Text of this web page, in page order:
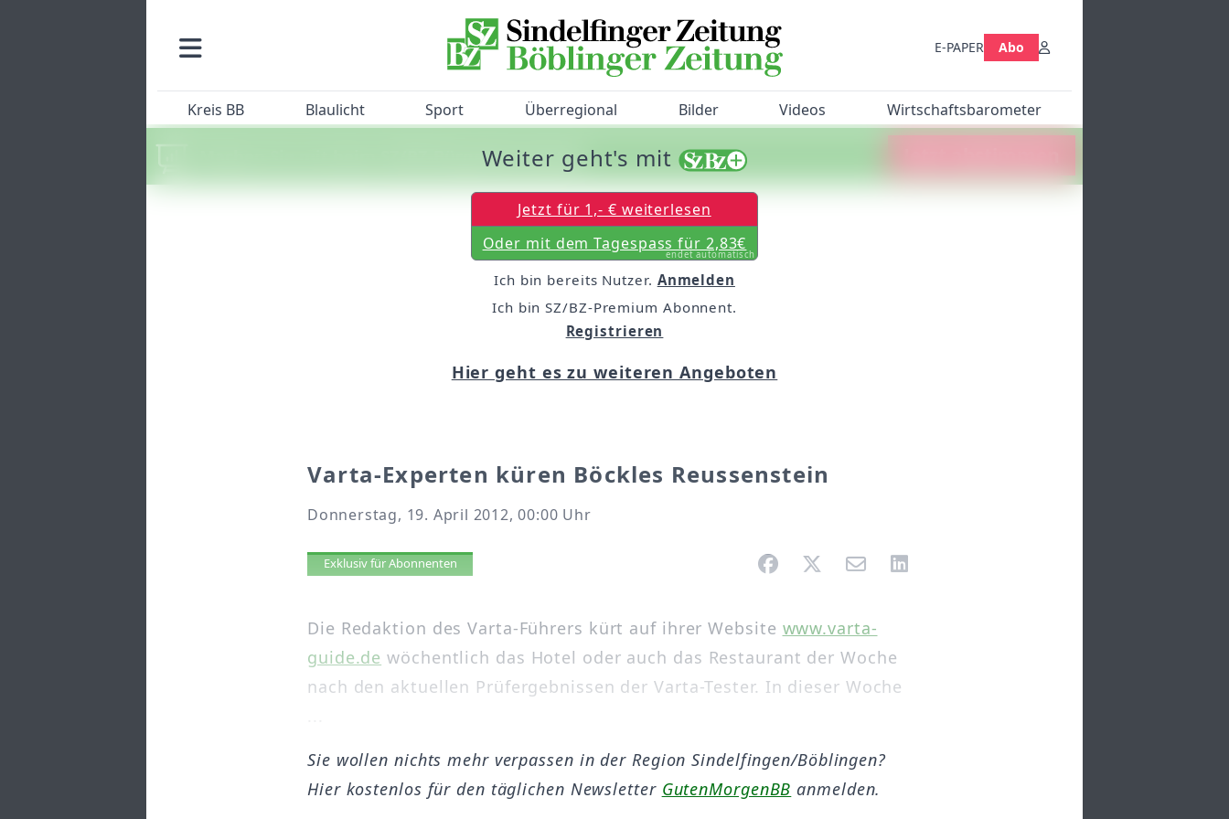
E-PAPER Abo
Kreis BB Blaulicht Sport Überregional Bilder Videos Wirtschaftsbarometer
Machen Sie mit beim SZ/BZ-Bürgerbarometer!
Varta-Experten küren Böckles Reussenstein
Donnerstag, 19. April 2012, 00:00 Uhr
Artikel vorlesen
Exklusiv für Abonnenten
Die Redaktion des Varta-Führers kürt auf ihrer Website www.varta-
guide.de wöchentlich das Hotel oder auch das Restaurant der Woche
nach den aktuellen Prüfergebnissen der Varta-Tester. In dieser Woche
Weiter geht's mit
Jetzt für 1,- € weiterlesen
Oder mit dem Tagespass für 2,83€
endet automatisch
Ich bin bereits Nutzer. Anmelden
Ich bin SZ/BZ-Premium Abonnent.
Registrieren
Hier geht es zu weiteren Angeboten
Sie wollen nichts mehr verpassen in der Region Sindelfingen/Böblingen?
Hier kostenlos für den täglichen Newsletter GutenMorgenBB anmelden.